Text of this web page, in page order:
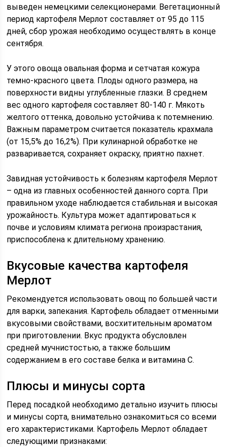
выведен немецкими селекционерами. Вегетационный
период картофеля Мерлот составляет от 95 до 115
дней, сбор урожая необходимо осуществлять в конце
сентября.
У этого овоща овальная форма и сетчатая кожура
темно-красного цвета. Плоды одного размера, на
поверхности видны углубленные глазки. В среднем
вес одного картофеля составляет 80-140 г. Мякоть
желтого оттенка, довольно устойчива к потемнению.
Важным параметром считается показатель крахмала
(от 15,5% до 16,2%). При кулинарной обработке не
разваривается, сохраняет окраску, приятно пахнет.
Завидная устойчивость к болезням картофеля Мерлот
– одна из главных особенностей данного сорта. При
правильном уходе наблюдается стабильная и высокая
урожайность. Культура может адаптироваться к
почве и условиям климата региона произрастания,
приспособлена к длительному хранению.
Вкусовые качества картофеля
Мерлот
Рекомендуется использовать овощ по большей части
для варки, запекания. Картофель обладает отменными
вкусовыми свойствами, восхитительным ароматом
при приготовлении. Вкус продукта обусловлен
средней мучнистостью, а также большим
содержанием в его составе белка и витамина C.
Плюсы и минусы сорта
Перед посадкой необходимо детально изучить плюсы
и минусы сорта, внимательно ознакомиться со всеми
его характеристиками. Картофель Мерлот обладает
следующими признаками: